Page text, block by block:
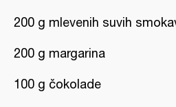
200 g mlevenih suvih
200 g margarina
100 g čokolade